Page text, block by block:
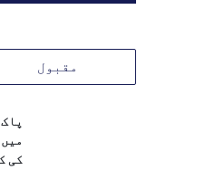
مقبول
کی